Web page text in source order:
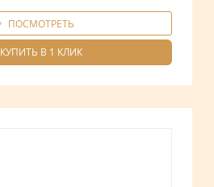
ПОСМОТРЕТЬ
КУПИТЬ В 1 КЛИК